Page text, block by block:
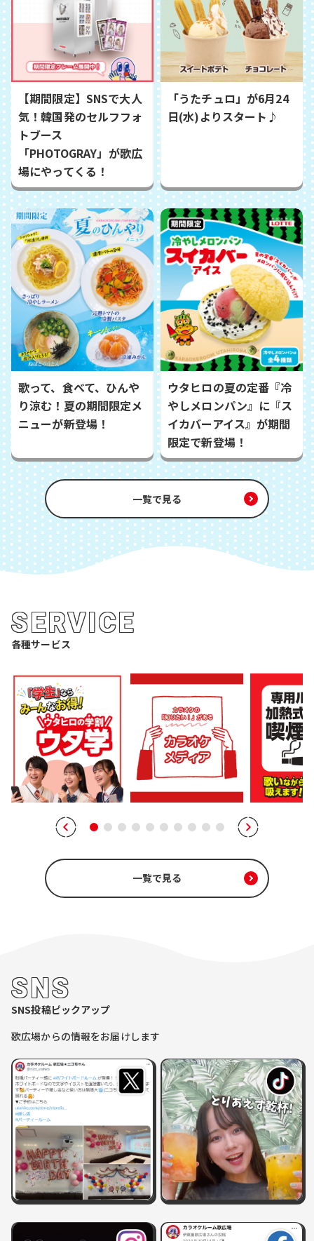
【期間限定】SNSで大人
気！韓国発のセルフフォ
トブース
「PHOTOGRAY」が歌広
場にやってくる！
「うたチュロ」が6月24
日(水)よりスタート♪
歌って、食べて、ひんや
り涼む！夏の期間限定メ
ニューが新登場！
ウタヒロの夏の定番『冷
やしメロンパン』に『ス
イカバーアイス』が期間
限定で新登場！
一覧で見る
SERVICE
各種サービス
一覧で見る
SNS
SNS投稿ピックアップ
歌広場からの情報をお届けします